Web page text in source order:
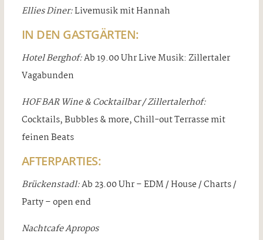
Ellies Diner:Livemusik mit Hannah
IN DEN GASTGÄRTEN:
Hotel Berghof:Ab 19.00 Uhr Live Musik: Zillertaler
Vagabunden
HOF BAR Wine & Cocktailbar / Zillertalerhof:
Cocktails, Bubbles & more, Chill-out Terrasse mit
feinen Beats
AFTERPARTIES:
Brückenstadl:Ab 23.00 Uhr – EDM / House / Charts /
Party – open end
Nachtcafe Apropos